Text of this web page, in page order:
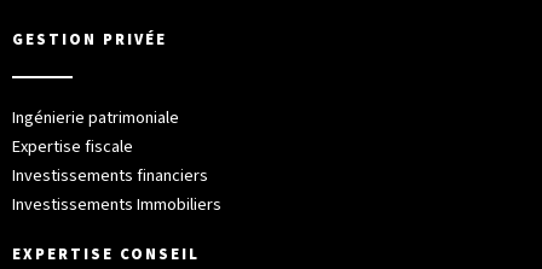
GESTION PRIVÉE
Ingénierie patrimoniale
Expertise fiscale
Investissements financiers
Investissements Immobiliers
EXPERTISE CONSEIL